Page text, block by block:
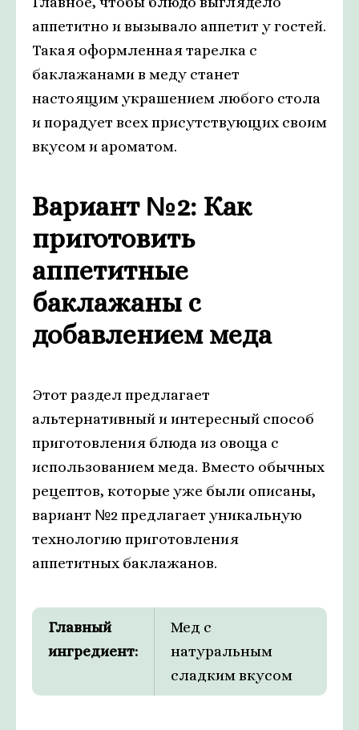
аппетитно и вызывало аппетит у гостей.
Такая оформленная тарелка с
баклажанами в меду станет
настоящим украшением любого стола
и порадует всех присутствующих своим
вкусом и ароматом.
Вариант №2: Как
приготовить
аппетитные
баклажаны с
добавлением меда
Этот раздел предлагает
альтернативный и интересный способ
приготовления блюда из овоща с
использованием меда. Вместо обычных
рецептов, которые уже были описаны,
вариант №2 предлагает уникальную
технологию приготовления
аппетитных баклажанов.
Главный
ингредиент:
Мед с
натуральным
сладким вкусом